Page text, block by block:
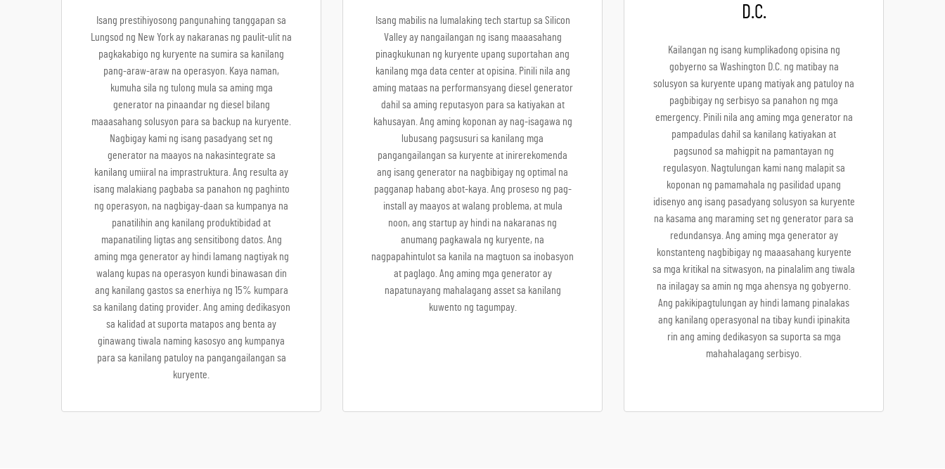
Isang prestihiyosong pangunahing tanggapan sa
Lungsod ng New York ay nakaranas ng paulit-ulit na
pagkakabigo ng kuryente na sumira sa kanilang
pang-araw-araw na operasyon. Kaya naman,
kumuha sila ng tulong mula sa aming mga
generator na pinaandar ng diesel bilang
maaasahang solusyon para sa backup na kuryente.
Nagbigay kami ng isang pasadyang set ng
generator na maayos na nakasintegrate sa
kanilang umiiral na imprastruktura. Ang resulta ay
isang malakiang pagbaba sa panahon ng paghinto
ng operasyon, na nagbigay-daan sa kumpanya na
panatilihin ang kanilang produktibidad at
mapanatiling ligtas ang sensitibong datos. Ang
aming mga generator ay hindi lamang nagtiyak ng
walang kupas na operasyon kundi binawasan din
ang kanilang gastos sa enerhiya ng 15% kumpara
sa kanilang dating provider. Ang aming dedikasyon
sa kalidad at suporta matapos ang benta ay
ginawang tiwala naming kasosyo ang kumpanya
para sa kanilang patuloy na pangangailangan sa
kuryente.
Isang mabilis na lumalaking tech startup sa Silicon
Valley ay nangailangan ng isang maaasahang
pinagkukunan ng kuryente upang suportahan ang
kanilang mga data center at opisina. Pinili nila ang
aming mataas na performansyang diesel generator
dahil sa aming reputasyon para sa katiyakan at
kahusayan. Ang aming koponan ay nag-isagawa ng
lubusang pagsusuri sa kanilang mga
pangangailangan sa kuryente at inirerekomenda
ang isang generator na nagbibigay ng optimal na
pagganap habang abot-kaya. Ang proseso ng pag-
install ay maayos at walang problema, at mula
noon, ang startup ay hindi na nakaranas ng
anumang pagkawala ng kuryente, na
nagpapahintulot sa kanila na magtuon sa inobasyon
at paglago. Ang aming mga generator ay
napatunayang mahalagang asset sa kanilang
kuwento ng tagumpay.
D.C.
Kailangan ng isang kumplikadong opisina ng
gobyerno sa Washington D.C. ng matibay na
solusyon sa kuryente upang matiyak ang patuloy na
pagbibigay ng serbisyo sa panahon ng mga
emergency. Pinili nila ang aming mga generator na
pampadulas dahil sa kanilang katiyakan at
pagsunod sa mahigpit na pamantayan ng
regulasyon. Nagtulungan kami nang malapit sa
koponan ng pamamahala ng pasilidad upang
idisenyo ang isang pasadyang solusyon sa kuryente
na kasama ang maraming set ng generator para sa
redundansya. Ang aming mga generator ay
konstanteng nagbibigay ng maaasahang kuryente
sa mga kritikal na sitwasyon, na pinalalim ang tiwala
na inilagay sa amin ng mga ahensya ng gobyerno.
Ang pakikipagtulungan ay hindi lamang pinalakas
ang kanilang operasyonal na tibay kundi ipinakita
rin ang aming dedikasyon sa suporta sa mga
mahahalagang serbisyo.